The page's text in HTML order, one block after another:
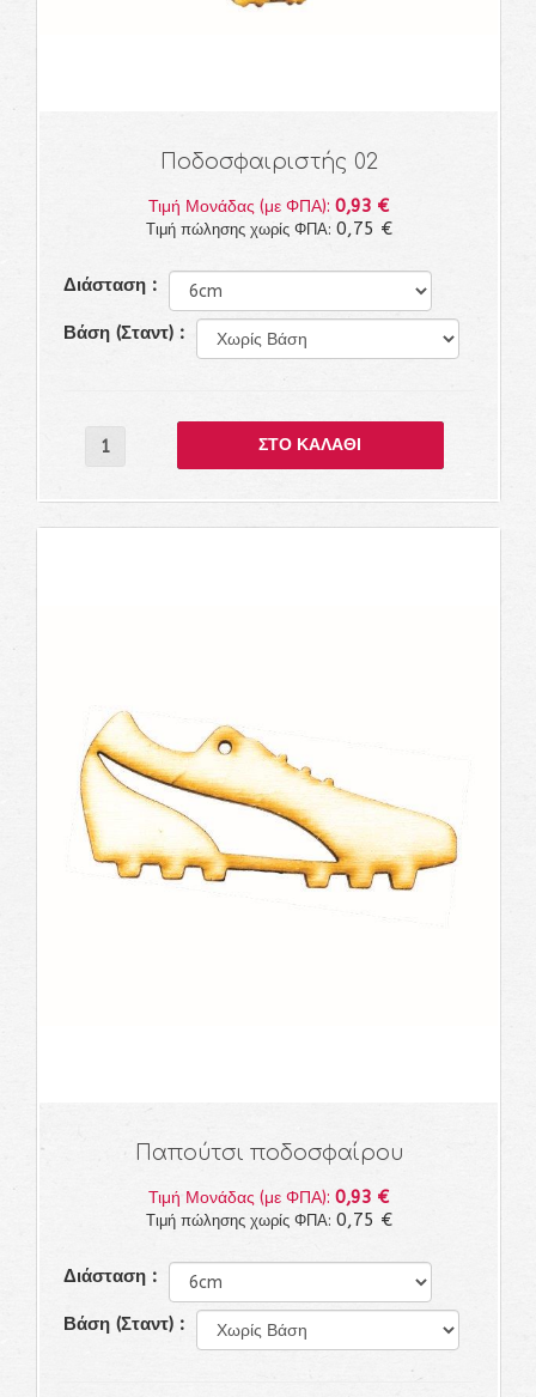
Ποδοσφαιριστής 02
Τιμή Μονάδας (με ΦΠΑ): 0,93 €
Τιμή πώλησης χωρίς ΦΠΑ: 0,75 €
Διάσταση :
Βάση (Σταντ) :
Παπούτσι ποδοσφαίρου
Τιμή Μονάδας (με ΦΠΑ): 0,93 €
Τιμή πώλησης χωρίς ΦΠΑ: 0,75 €
Διάσταση :
Βάση (Σταντ) :